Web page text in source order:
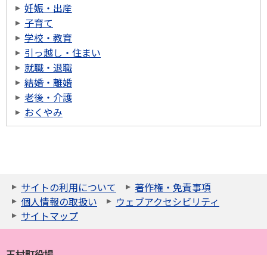
妊娠・出産
子育て
学校・教育
引っ越し・住まい
就職・退職
結婚・離婚
老後・介護
おくやみ
サイトの利用について
著作権・免責事項
個人情報の取扱い
ウェブアクセシビリティ
サイトマップ